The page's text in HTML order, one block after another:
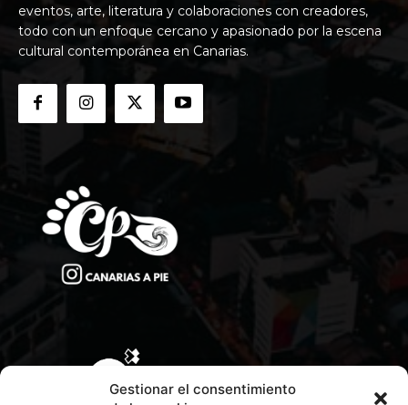
Gestionar el consentimiento
eventos, arte, literatura y colaboraciones con creadores,
todo con un enfoque cercano y apasionado por la escena
cultural contemporánea en Canarias.